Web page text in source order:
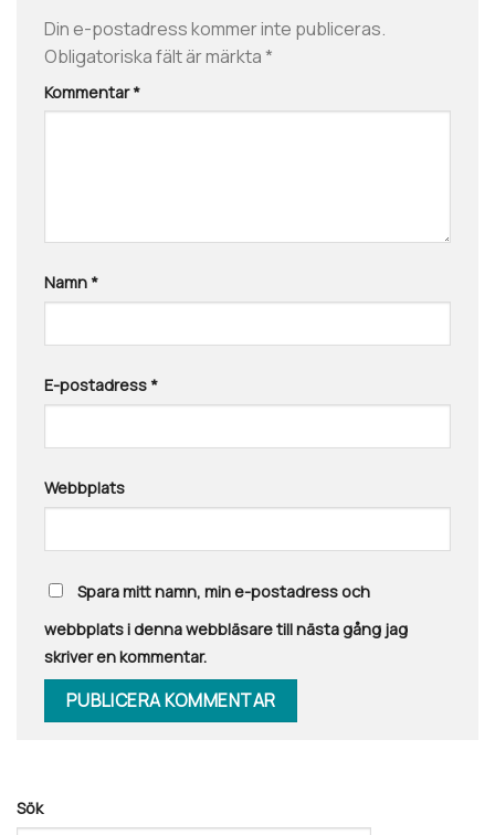
Din e-postadress kommer inte publiceras.
Obligatoriska fält är märkta*
Kommentar*
Namn *
E-postadress *
Webbplats
Spara mitt namn, min e-postadress och
webbplats i denna webbläsare till nästa gång jag
skriver en kommentar.
Sök